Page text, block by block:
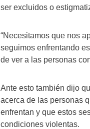
ser excluidos o
“Necesitamos que nos
seguimos enfrentando
de ver a las personas
Ante esto también dijo
acerca de las personas
enfrentan y que estos
condiciones violentas.